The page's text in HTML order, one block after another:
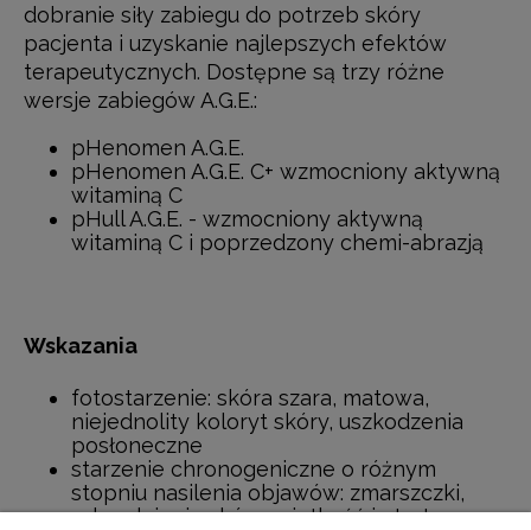
dobranie siły zabiegu do potrzeb skóry
pacjenta i uzyskanie najlepszych efektów
terapeutycznych. Dostępne są trzy różne
wersje zabiegów A.G.E.:
pHenomen A.G.E.
pHenomen A.G.E. C+ wzmocniony aktywną
witaminą C
pHull A.G.E. - wzmocniony aktywną
witaminą C i poprzedzony chemi-abrazją
Wskazania
fotostarzenie: skóra szara, matowa,
niejednolity koloryt skóry, uszkodzenia
posłoneczne
starzenie chronogeniczne o różnym
stopniu nasilenia objawów: zmarszczki,
odwodnienie skóry, wiotkość i utrata